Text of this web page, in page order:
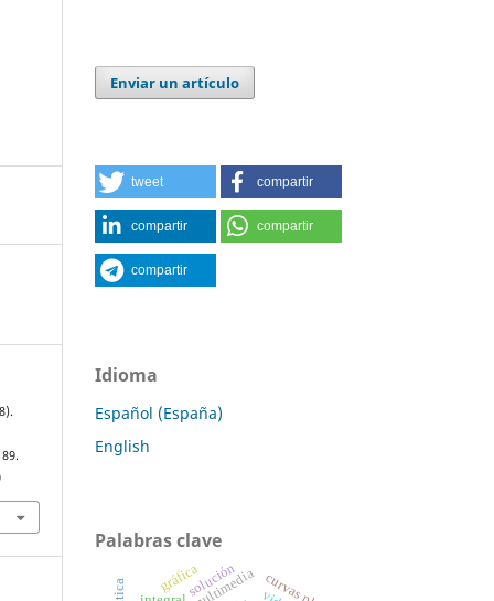
Enviar un artículo
tweet compartir
compartir compartir
compartir
Idioma
Español (España)
English
Palabras clave
solución
gráfica